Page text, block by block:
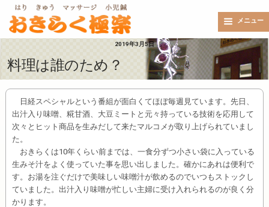
メニュー
2019年3月5日
料理は誰のため？
日経スペシャルという番組が面白くてほぼ毎週見ています。先日、
出汁入り味噌、糀甘酒、大豆ミートと元々持っている技術を応用して
次々とヒット商品を生みだして来たマルコメが取り上げられていまし
た。
おきらくは10年くらい前までは、一食分ずつ小さい袋に入っている
生みそ汁をよく使っていた事を思い出しました。確かにあれは便利で
す。お湯を注ぐだけで美味しい味噌汁が飲めるのでいつもストックし
ていました。出汁入り味噌が忙しい主婦に受け入れられるのが良く分
かります。